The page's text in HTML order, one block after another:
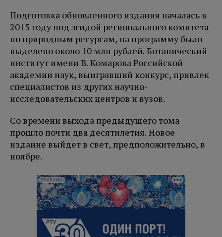
Подготовка обновленного издания началась в
2015 году под эгидой регионального комитета
по природным ресурсам, на программу было
выделено около 10 млн рублей. Ботанический
институт имени В. Комарова Российской
академии наук, выигравший конкурс, привлек
специалистов из других научно-
исследовательских центров и вузов.
Со времени выхода предыдущего тома
прошло почти два десятилетия. Новое
издание выйдет в свет, предположительно, в
ноябре.
РЕКЛАМА